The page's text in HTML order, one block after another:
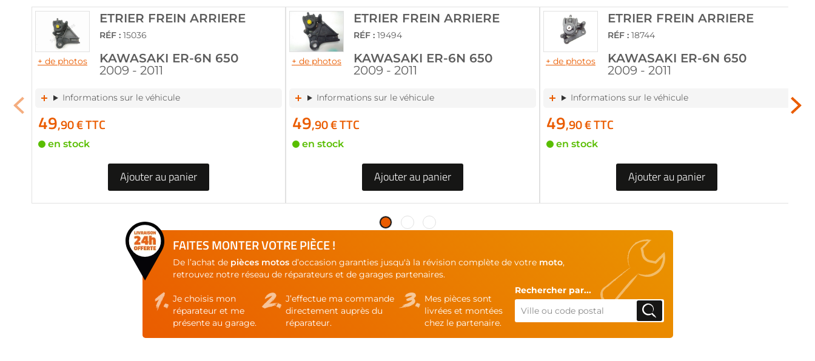
+ de photos
ETRIER FREIN ARRIERE
RÉF : 15036
KAWASAKI ER-6N 650
2009 - 2011
Informations sur le véhicule
49,90 € TTC
en stock
Ajouter au panier
+ de photos
ETRIER FREIN ARRIERE
RÉF : 19494
KAWASAKI ER-6N 650
2009 - 2011
Informations sur le véhicule
49,90 € TTC
en stock
Ajouter au panier
+ de photos
ETRIER FREIN ARRIERE
RÉF : 18744
KAWASAKI ER-6N 650
2009 - 2011
Informations sur le véhicule
49,90 € TTC
en stock
Ajouter au panier
FAITES MONTER VOTRE PIÈCE !
De l’achat de pièces motosd’occasion garanties jusqu'à la révision complète de votre moto,
retrouvez notre réseau de réparateurs et de garages partenaires.
Je choisis mon
réparateur et me
présente au garage.
J’effectue ma commande
directement auprès du
réparateur.
Mes pièces sont
livrées et montées
chez le partenaire.
Rechercher par...